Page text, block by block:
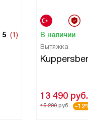
5 (1) В наличии
Вытяжка
13 490 руб.
15 290 руб. -